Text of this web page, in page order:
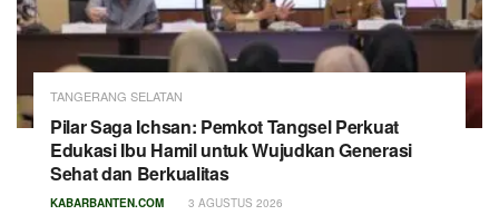
TANGERANG SELATAN
Pilar Saga Ichsan: Pemkot Tangsel Perkuat
Edukasi Ibu Hamil untuk Wujudkan Generasi
Sehat dan Berkualitas
KABARBANTEN.COM 3 AGUSTUS 2026